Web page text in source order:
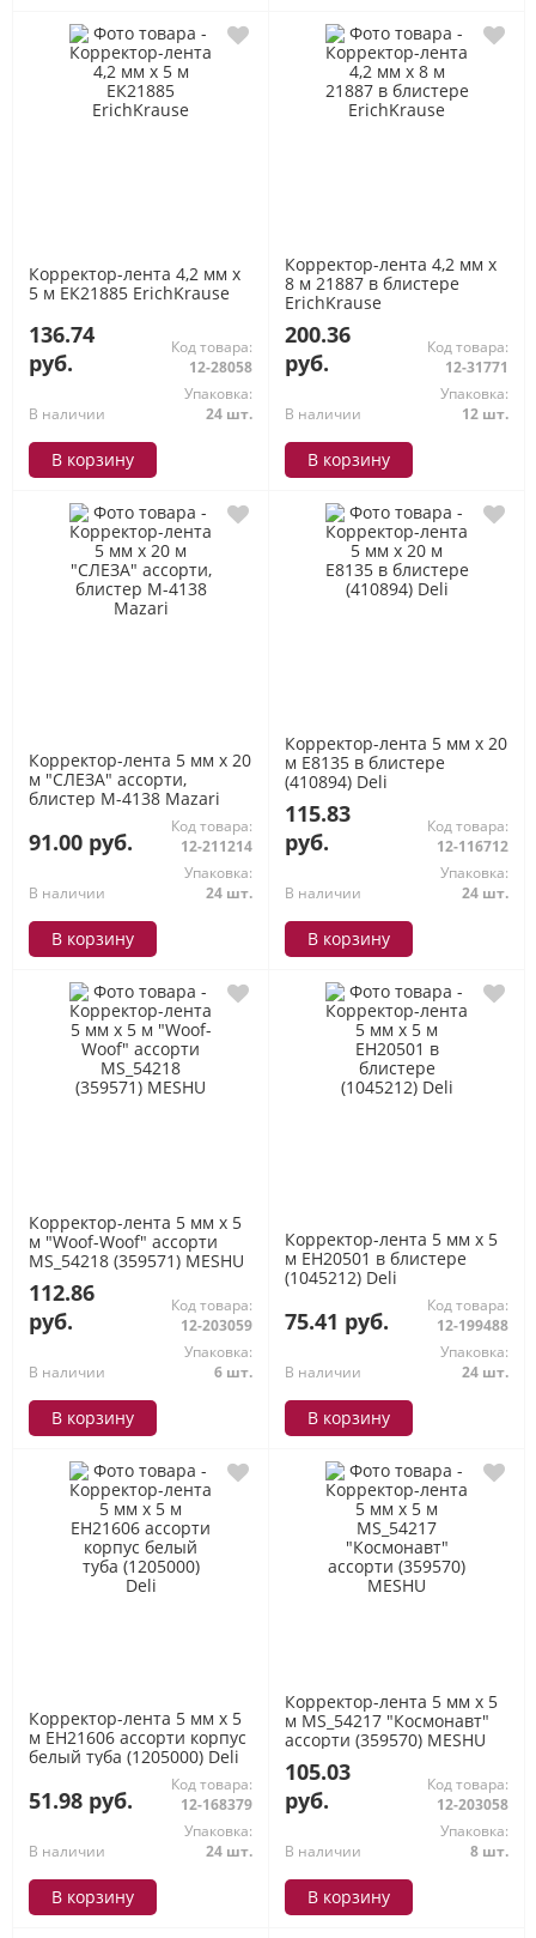
Корректор-лента 4,2 мм х
5 м ЕК21885 ErichKrause
136.74
руб.
Код товара:
12-28058
В наличии
Упаковка:
24 шт.
В корзину
Корректор-лента 4,2 мм х
8 м 21887 в блистере
ErichKrause
200.36
руб.
Код товара:
12-31771
В наличии
Упаковка:
12 шт.
В корзину
Корректор-лента 5 мм х 20
м "СЛЕЗА" ассорти,
блистер M-4138 Mazari
91.00 руб.
Код товара:
12-211214
В наличии
Упаковка:
24 шт.
В корзину
Корректор-лента 5 мм х 20
м E8135 в блистере
(410894) Deli
115.83
руб.
Код товара:
12-116712
В наличии
Упаковка:
24 шт.
В корзину
Корректор-лента 5 мм х 5
м "Woof-Woof" ассорти
MS_54218 (359571) MESHU
112.86
руб.
Код товара:
12-203059
В наличии
Упаковка:
6 шт.
В корзину
Корректор-лента 5 мм х 5
м EH20501 в блистере
(1045212) Deli
75.41 руб.
Код товара:
12-199488
В наличии
Упаковка:
24 шт.
В корзину
Корректор-лента 5 мм х 5
м EH21606 ассорти корпус
белый туба (1205000) Deli
51.98 руб.
Код товара:
12-168379
В наличии
Упаковка:
24 шт.
В корзину
Корректор-лента 5 мм х 5
м MS_54217 "Космонавт"
ассорти (359570) MESHU
105.03
руб.
Код товара:
12-203058
В наличии
Упаковка:
8 шт.
В корзину